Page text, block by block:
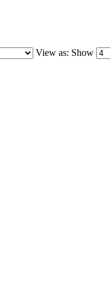
View as: Show